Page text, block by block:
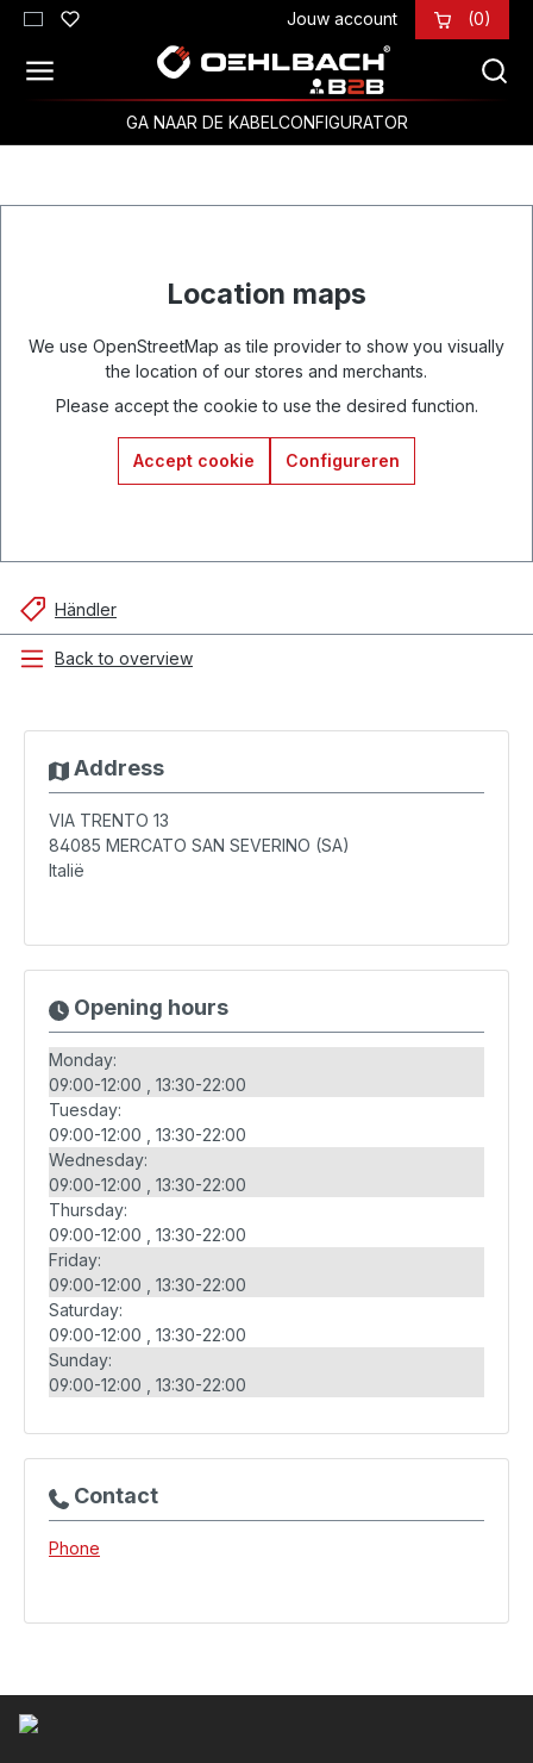
Ga naar de hoofdinhoud Jouw account (0)
GA NAAR DE KABELCONFIGURATOR
Location maps
We use OpenStreetMap as tile provider to show you visually
the location of our stores and merchants.
Please accept the cookie to use the desired function.
Accept cookie Configureren
Händler
Back to overview
Address
VIA TRENTO 13
84085 MERCATO SAN SEVERINO (SA)
Italië
Opening hours
Monday:
09:00-12:00
13:30-22:00
Tuesday:
09:00-12:00
13:30-22:00
Wednesday:
09:00-12:00
13:30-22:00
Thursday:
09:00-12:00
13:30-22:00
Friday:
09:00-12:00
13:30-22:00
Saturday:
09:00-12:00
13:30-22:00
Sunday:
09:00-12:00
13:30-22:00
Contact
Phone